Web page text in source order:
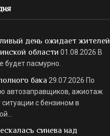
день ожидает жителей
области 01.08.2026 В
будет пасмурно.
бака 29.07.2026 По
автозаправщиков, ажиотаж
ситуации с бензином в
синева над